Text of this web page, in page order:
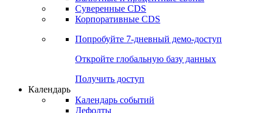
Получить доступ
Деривативы
Валютные и процентные свопы
Корпоративные CDS
Попробуйте7-дневный
Откройте глобальную базу данных